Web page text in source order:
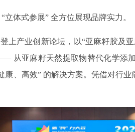
“立体式参展” 全方位展现品牌实力。
上产业创新论坛，以“亚麻籽胶及
从亚麻籽天然提取物替代化学添
康、高效” 的解决方案。凭借对行